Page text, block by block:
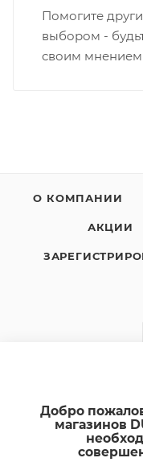
Помогите
выбором -
своим мнением
О КОМПАНИИ
АКЦИИ
г.
Добро
магазинов